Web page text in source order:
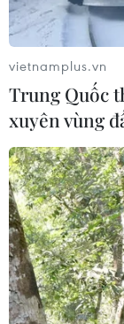
RSS
Ngôn ngữ
Dịch vụ tin
Liên hệ
Giấy phép số:
cấp ngày 11/9/
Quảng cáo: Phó
Điện thoại: (024)
39411348
vietnamplus.vn
Trung Quốc
xuyên vùng